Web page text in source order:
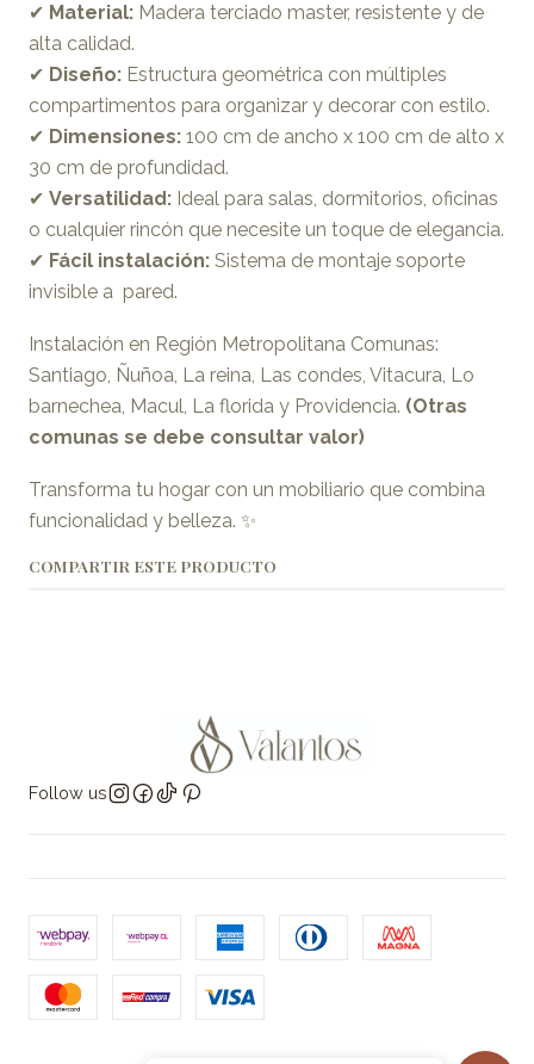
✔ Material: Madera terciado master, resistente y de
alta calidad.
✔ Diseño: Estructura geométrica con múltiples
compartimentos para organizar y decorar con estilo.
✔ Dimensiones: 100 cm de ancho x 100 cm de alto x
30 cm de profundidad.
✔ Versatilidad: Ideal para salas, dormitorios, oficinas
o cualquier rincón que necesite un toque de elegancia.
✔ Fácil instalación: Sistema de montaje soporte
invisible a pared.
Instalación en Región Metropolitana Comunas:
Santiago, Ñuñoa, La reina, Las condes, Vitacura, Lo
barnechea, Macul, La florida y Providencia. (Otras
comunas se debe consultar valor)
Transforma tu hogar con un mobiliario que combina
funcionalidad y belleza. ✨
COMPARTIR ESTE PRODUCTO
Follow us